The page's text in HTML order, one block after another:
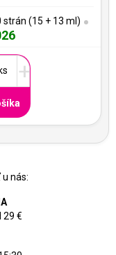
(15 + 13 ml)
+
nás:
29 €